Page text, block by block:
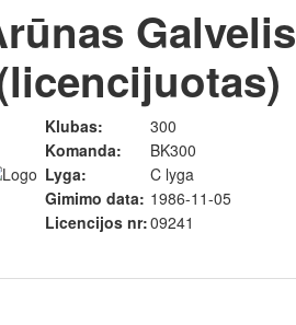
Galvelis
Klubas:
300
Komanda:
BK300
Lyga:
C lyga
Gimimo data: 1986-11-05
Licencijos nr:09241